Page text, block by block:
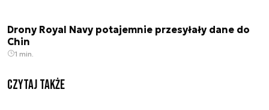
Drony Royal Navy potajemnie przesyłały dane do
Chin
1 min.
Czytaj także